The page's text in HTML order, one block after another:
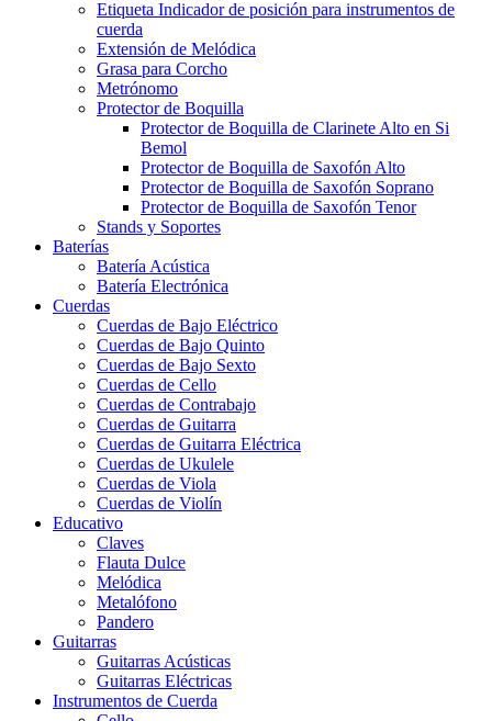
Etiqueta Indicador de posición para instrumentos de
cuerda
Extensión de Melódica
Grasa para Corcho
Metrónomo
Protector de Boquilla
Protector de Boquilla de Clarinete Alto en Si
Bemol
Protector de Boquilla de Saxofón Alto
Protector de Boquilla de Saxofón Soprano
Protector de Boquilla de Saxofón Tenor
Stands y Soportes
Baterías
Batería Acústica
Batería Electrónica
Cuerdas
Cuerdas de Bajo Eléctrico
Cuerdas de Bajo Quinto
Cuerdas de Bajo Sexto
Cuerdas de Cello
Cuerdas de Contrabajo
Cuerdas de Guitarra
Cuerdas de Guitarra Eléctrica
Cuerdas de Ukulele
Cuerdas de Viola
Cuerdas de Violín
Educativo
Claves
Flauta Dulce
Melódica
Metalófono
Pandero
Guitarras
Guitarras Acústicas
Guitarras Eléctricas
Instrumentos de Cuerda